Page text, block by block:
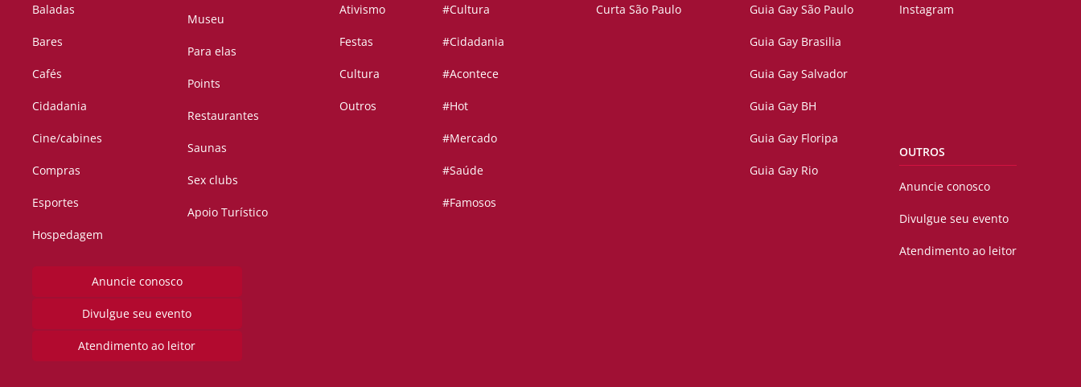
Baladas
Bares
Cafés
Cidadania
Cine/cabines
Compras
Esportes
Hospedagem
Museu
Para elas
Points
Restaurantes
Saunas
Sex clubs
Apoio Turístico
Anuncie conosco
Divulgue seu evento
Atendimento ao leitor
Ativismo
Festas
Cultura
Outros
#Cultura
#Cidadania
#Acontece
#Hot
#Mercado
#Saúde
#Famosos
Curta São Paulo Guia Gay São Paulo
Guia Gay Brasilia
Guia Gay Salvador
Guia Gay BH
Guia Gay Floripa
Guia Gay Rio
Instagram
OUTROS
Anuncie conosco
Divulgue seu evento
Atendimento ao leitor